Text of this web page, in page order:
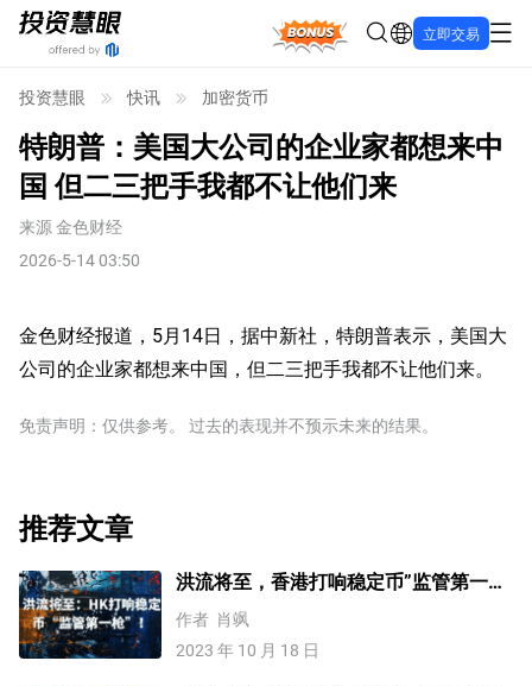
Bonus 立即交易
投资慧眼 快讯 加密货币
特朗普：美国大公司的企业家都想来中
国 但二三把手我都不让他们来
来源金色财经
2026-5-14 03:50
金色财经报道，5月14日，据中新社，特朗普表示，美国大
公司的企业家都想来中国，但二三把手我都不让他们来。
免责声明：仅供参考。 过去的表现并不预示未来的结果。
推荐文章
洪流将至，香港打响稳定币”监管第一枪
“
作者 肖飒
2023 年 10 月 18 日